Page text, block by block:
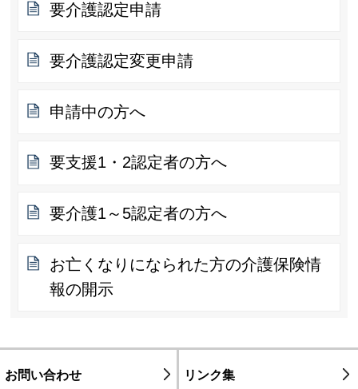
要介護認定申請
要介護認定変更申請
申請中の方へ
要支援1・2認定者の方へ
要介護1～5認定者の方へ
お亡くなりになられた方の介護保険情
報の開示
お問い合わせ リンク集